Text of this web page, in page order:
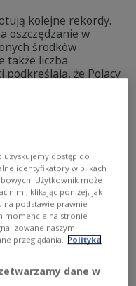
kolejne rekordy.
oszczędzanie w
środków
także liczba
podkreślają, że Polacy
z odkładania
dostęp do
identyfikatory w plikach
Użytkownik może
nimi, klikając poniżej, jak
na podstawie prawnie
momencie na stronie
naszym
przeglądania. Polityka
dane w